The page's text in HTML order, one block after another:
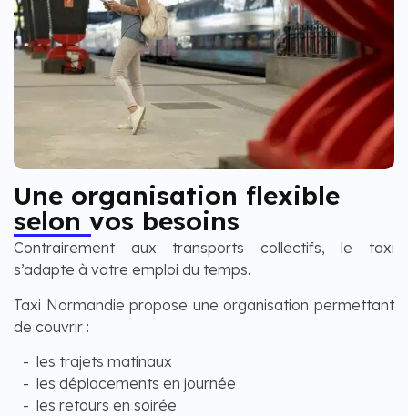
Une organisation flexible
selon vos besoins
Contrairement aux transports collectifs, le taxi
s’adapte à votre emploi du temps.
Taxi Normandie propose une organisation permettant
de couvrir :
les trajets matinaux
les déplacements en journée
les retours en soirée